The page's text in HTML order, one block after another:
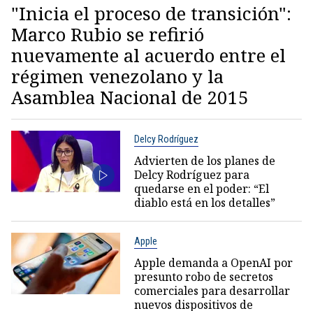
"Inicia el proceso de transición":
Marco Rubio se refirió
nuevamente al acuerdo entre el
régimen venezolano y la
Asamblea Nacional de 2015
Delcy Rodríguez
Advierten de los planes de
Delcy Rodríguez para
quedarse en el poder: “El
diablo está en los detalles”
Apple
Apple demanda a OpenAI por
presunto robo de secretos
comerciales para desarrollar
nuevos dispositivos de